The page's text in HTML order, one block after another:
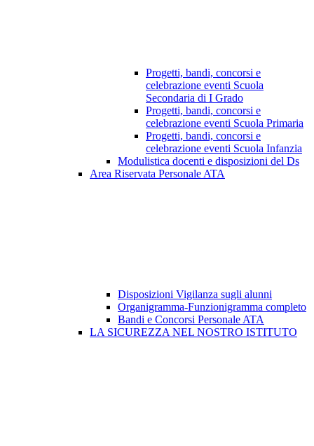
Progetti, bandi, concorsi e
celebrazione eventi Scuola
Secondaria di I Grado
Progetti, bandi, concorsi e
celebrazione eventi Scuola Primaria
Progetti, bandi, concorsi e
celebrazione eventi Scuola Infanzia
Modulistica docenti e disposizioni del Ds
Area Riservata Personale ATA
Disposizioni Vigilanza sugli alunni
Organigramma-Funzionigramma completo
Bandi e Concorsi Personale ATA
LA SICUREZZA NEL NOSTRO ISTITUTO